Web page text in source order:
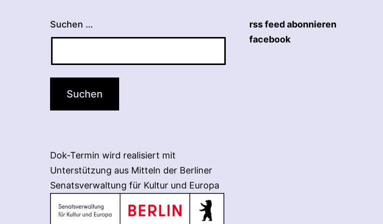
Suchen …
rss feed abonnieren
facebook
Dok-Termin wird realisiert mit
Unterstützung aus Mitteln der Berliner
Senatsverwaltung für Kultur und Europa